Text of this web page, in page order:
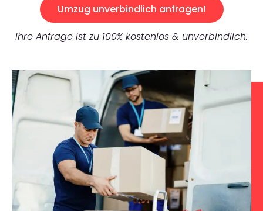
Umzug unverbindlich anfragen!
Ihre Anfrage ist zu 100% kostenlos & unverbindlich.